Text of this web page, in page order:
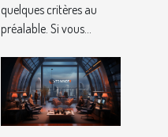
quelques critères au
préalable. Si vous...